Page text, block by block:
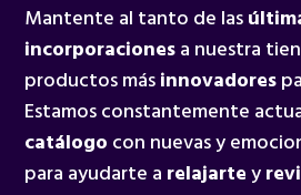
Mantente al tanto de las
incorporacionesa nuestra
productos másinnovadores
Estamos constantemente
catálogo con nuevas y
para ayudarte a relajartey